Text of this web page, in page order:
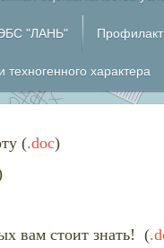
"ЛАНЬ"
характера
(.doc)
вам стоит знать! (